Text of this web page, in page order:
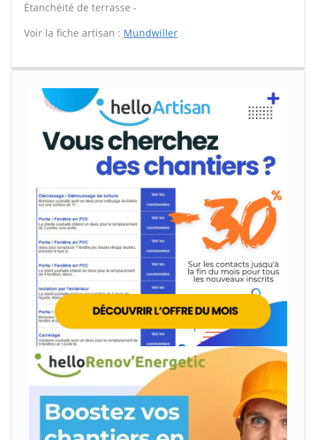
Étanchéité de terrasse -
Voir la fiche artisan : Mundwiller